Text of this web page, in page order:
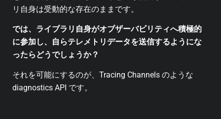
リ自身は受動的な存在のままです。
では、ライブラリ自身がオブザーバビリティへ積極的
に参加し、自らテレメトリデータを送信するようにな
ったらどうでしょうか？
それを可能にするのが、Tracing Channels のような
diagnostics API です。